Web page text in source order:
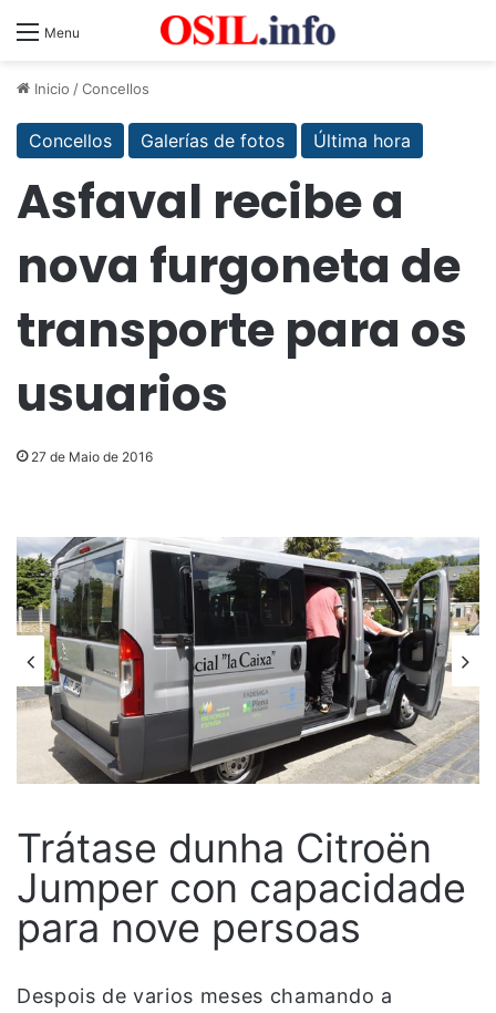
Menu
Inicio /Concellos
Concellos Galerías de fotos Última hora
Asfaval recibe a
nova furgoneta de
transporte para os
usuarios
27 de Maio de 2016
Trátase dunha Citroën
Jumper con capacidade
para nove persoas
Despois de varios meses chamando a